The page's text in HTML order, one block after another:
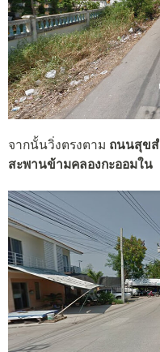
จากนั้นวิ่งตรงตาม ถนนสุข
สะพานข้ามคลองกะออมใน